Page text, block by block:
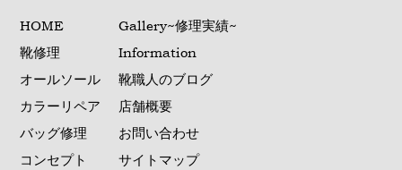
HOME
靴修理
オールソール
カラーリペア
バッグ修理
コンセプト
Gallery~修理実績~
Information
靴職人のブログ
店舗概要
お問い合わせ
サイトマップ